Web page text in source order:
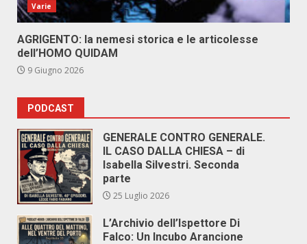
Varie
AGRIGENTO: la nemesi storica e le articolesse
dell’HOMO QUIDAM
9 Giugno 2026
PODCAST
GENERALE CONTRO GENERALE.
IL CASO DALLA CHIESA – di
Isabella Silvestri. Seconda
parte
25 Luglio 2026
L’Archivio dell’Ispettore Di
Falco: Un Incubo Arancione